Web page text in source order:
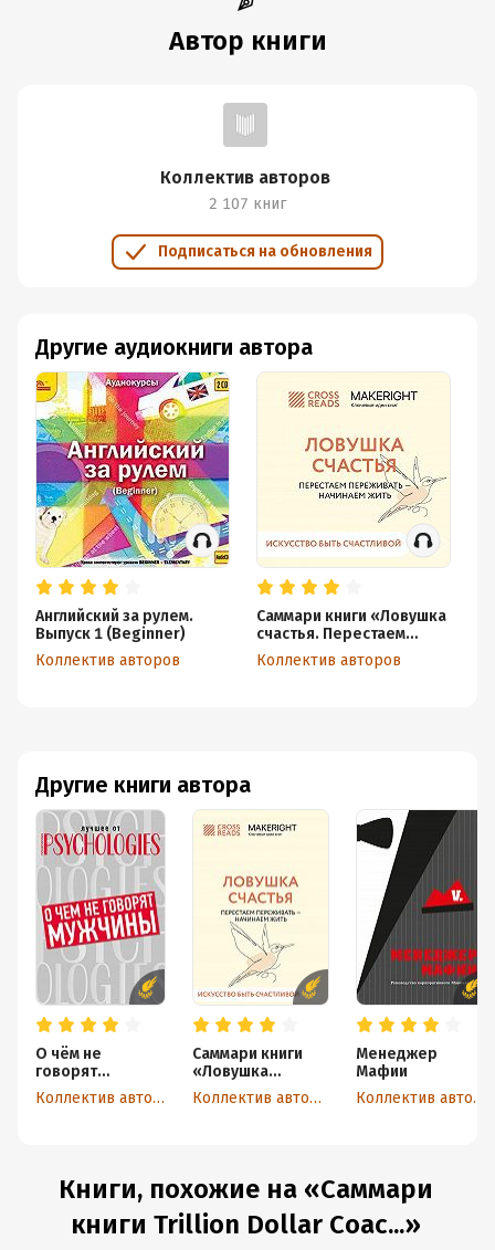
Автор книги
Коллектив авторов
2 107 книг
Подписаться на обновления
Другие книги автора
О чём не
говорят
мужчины, или
Что мужчины
Коллектив авторов
Саммари книги
«Ловушка
счастья.
Перестаем
Коллектив авторов
Менеджер
Мафии
Коллектив авторов
Другие аудиокниги автора
Английский за рулем.
Выпуск 1 (Beginner)
Коллектив авторов
Саммари книги «Ловушка
счастья. Перестаем
переживать – начинаем
жить»
Коллектив авторов
Книги, похожие на «Саммари
книги Trillion Dollar Coac...»